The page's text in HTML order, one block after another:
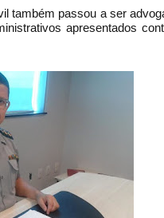
também passou a ser
apresentados